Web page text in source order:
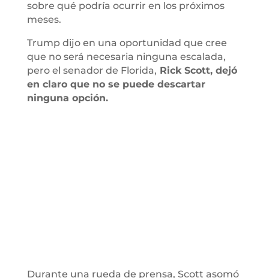
sobre qué podría ocurrir en los próximos
meses.
Trump dijo en una oportunidad que cree
que no será necesaria ninguna escalada,
pero el senador de Florida, Rick Scott, dejó
en claro que no se puede descartar
ninguna opción.
Durante una rueda de prensa, Scott asomó